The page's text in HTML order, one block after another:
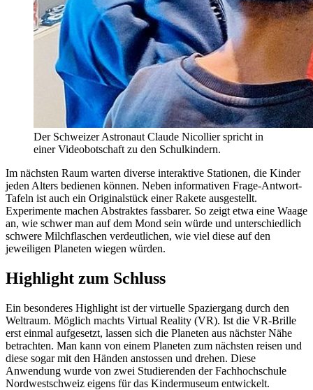
Der Schweizer Astronaut Claude Nicollier spricht in
einer Videobotschaft zu den Schulkindern.
Im nächsten Raum warten diverse interaktive Stationen, die Kinder
jeden Alters bedienen können. Neben informativen Frage-Antwort-
Tafeln ist auch ein Originalstück einer Rakete ausgestellt.
Experimente machen Abstraktes fassbarer. So zeigt etwa eine Waage
an, wie schwer man auf dem Mond sein würde und unterschiedlich
schwere Milchflaschen verdeutlichen, wie viel diese auf den
jeweiligen Planeten wiegen würden.
Highlight zum Schluss
Ein besonderes Highlight ist der virtuelle Spaziergang durch den
Weltraum. Möglich machts Virtual Reality (VR). Ist die VR-Brille
erst einmal aufgesetzt, lassen sich die Planeten aus nächster Nähe
betrachten. Man kann von einem Planeten zum nächsten reisen und
diese sogar mit den Händen anstossen und drehen. Diese
Anwendung wurde von zwei Studierenden der Fachhochschule
Nordwestschweiz eigens für das Kindermuseum entwickelt.